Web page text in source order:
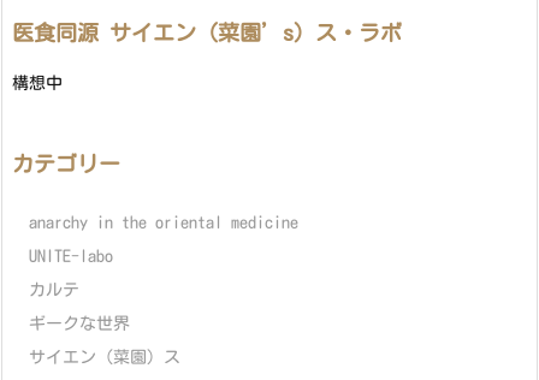
医食同源 サイエン（菜園’s）ス・ラボ
構想中
カテゴリー
anarchy in the oriental medicine
UNITE-labo
カルテ
ギークな世界
サイエン（菜園）ス